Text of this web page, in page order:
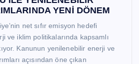
YENİ DÖNEM
net sıfır emisyon hedefi
ve iklim politikalarında kapsamlı
Kanunun yenilenebilir enerji ve
açısından öne çıkan